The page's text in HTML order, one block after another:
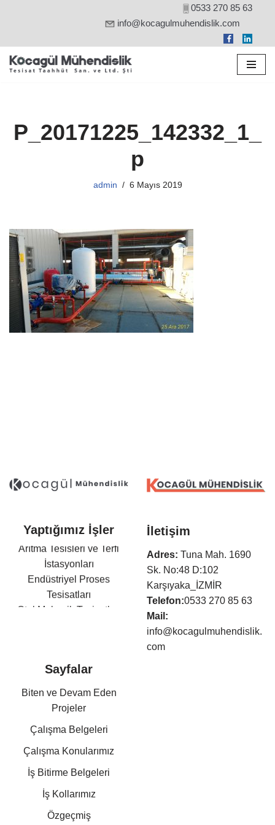
0533 270 85 63
info@kocagulmuhendislik.com
P_20171225_142332_1_
p
admin 6 Mayıs 2019
Yaptığımız İşler
Arıtma Tesisleri ve Terfi
İstasyonları
Endüstriyel Proses
Tesisatları
Otel Mekanik Tesisatları
Sıhhi Tesisat ve Yangın
Tesisatları
Kazan Dairesi Tesisatları
Kat Kaloriferi Tesisatları
Doğalgaz Tesisatları
Otomasyon Sistem
Kurulumları
Mekanik Tesisat Taahhüt,
İletişim
Adres: Tuna Mah. 1690
Sk. No:48 D:102
Karşıyaka_İZMİR
Telefon:0533 270 85 63
Mail:
info@kocagulmuhendislik.
com
Sayfalar
Biten ve Devam Eden
Projeler
Çalışma Belgeleri
Çalışma Konularımız
İş Bitirme Belgeleri
İş Kollarımız
Özgeçmiş